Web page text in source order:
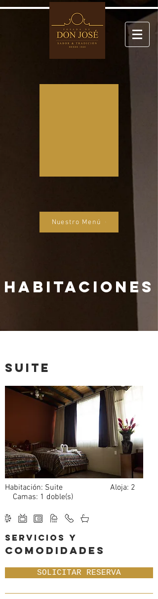
Nuestro Menú
HABITACIONES
SUITE
Habitación: Suite Aloja: 2
Camas: 1 doble(s)
servicios y
comodidades
SOLICITAR RESERVA